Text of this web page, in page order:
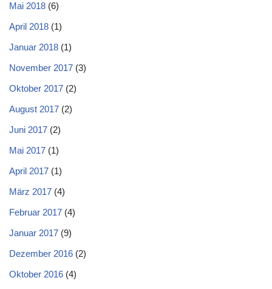
Mai 2018 (6)
April 2018 (1)
Januar 2018 (1)
November 2017 (3)
Oktober 2017 (2)
August 2017 (2)
Juni 2017 (2)
Mai 2017 (1)
April 2017 (1)
März 2017 (4)
Februar 2017 (4)
Januar 2017 (9)
Dezember 2016 (2)
Oktober 2016 (4)